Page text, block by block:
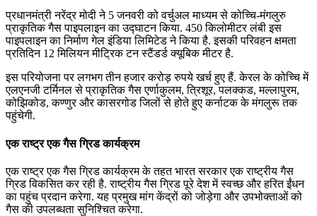
प्रधानमंत्री नरेंद्र मोदी ने 5 जनवरी को वर्चुअल माध्यम से कोच्चि-मंगलुरु
प्राकृतिक गैस पाइपलाइन का उद्घाटन किया. 450 किलोमीटर लंबी इस
पाइपलाइन का निर्माण गेल इंडिया लिमिटेड ने किया है. इसकी परिवहन क्षमता
प्रतिदिन 12 मिलियन मीट्रिक टन स्टैंडर्ड क्यूबिक मीटर है.
इस परियोजना पर लगभग तीन हजार करोड़ रुपये खर्च हुए हैं. केरल के कोच्चि में
एलएनजी टर्मिनल से प्राकृतिक गैस एर्णाकुलम, त्रिशूर, पलक्‍कड, मल्‍लापुरम,
कोझिकोड, कण्णुर और कासरगोड जिलों से होते हुए कर्नाटक के मंगलुरू तक
पहुंचेगी.
एक राष्‍ट्र एक गैस ग्रिड कार्यक्रम
एक राष्‍ट्र एक गैस ग्रिड कार्यक्रम के तहत भारत सरकार एक राष्ट्रीय गैस
ग्रिड विकसित कर रही है. राष्ट्रीय गैस ग्रिड पूरे देश में स्वच्छ और हरित ईंधन
का पहुंच प्रदान करेगा. यह प्रमुख मांग केंद्रों को जोड़ेगा और उपभोक्ताओं को
गैस की उपलब्धता सुनिश्चित करेगा.